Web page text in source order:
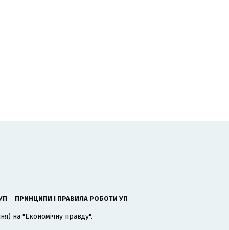
ПРИНЦИПИ І ПРАВИЛА РОБОТИ УП
на "Економічну правду".